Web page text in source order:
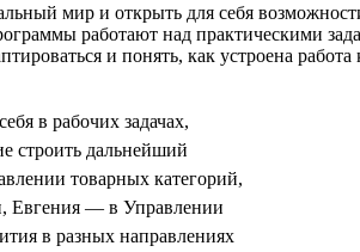
мир и открыть для себя
работают над практическими
и понять, как устроена
в рабочих задачах,
строить дальнейший
товарных категорий,
Евгения — в Управлении
в разных направлениях